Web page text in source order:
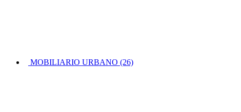
MOBILIARIO URBANO (26)